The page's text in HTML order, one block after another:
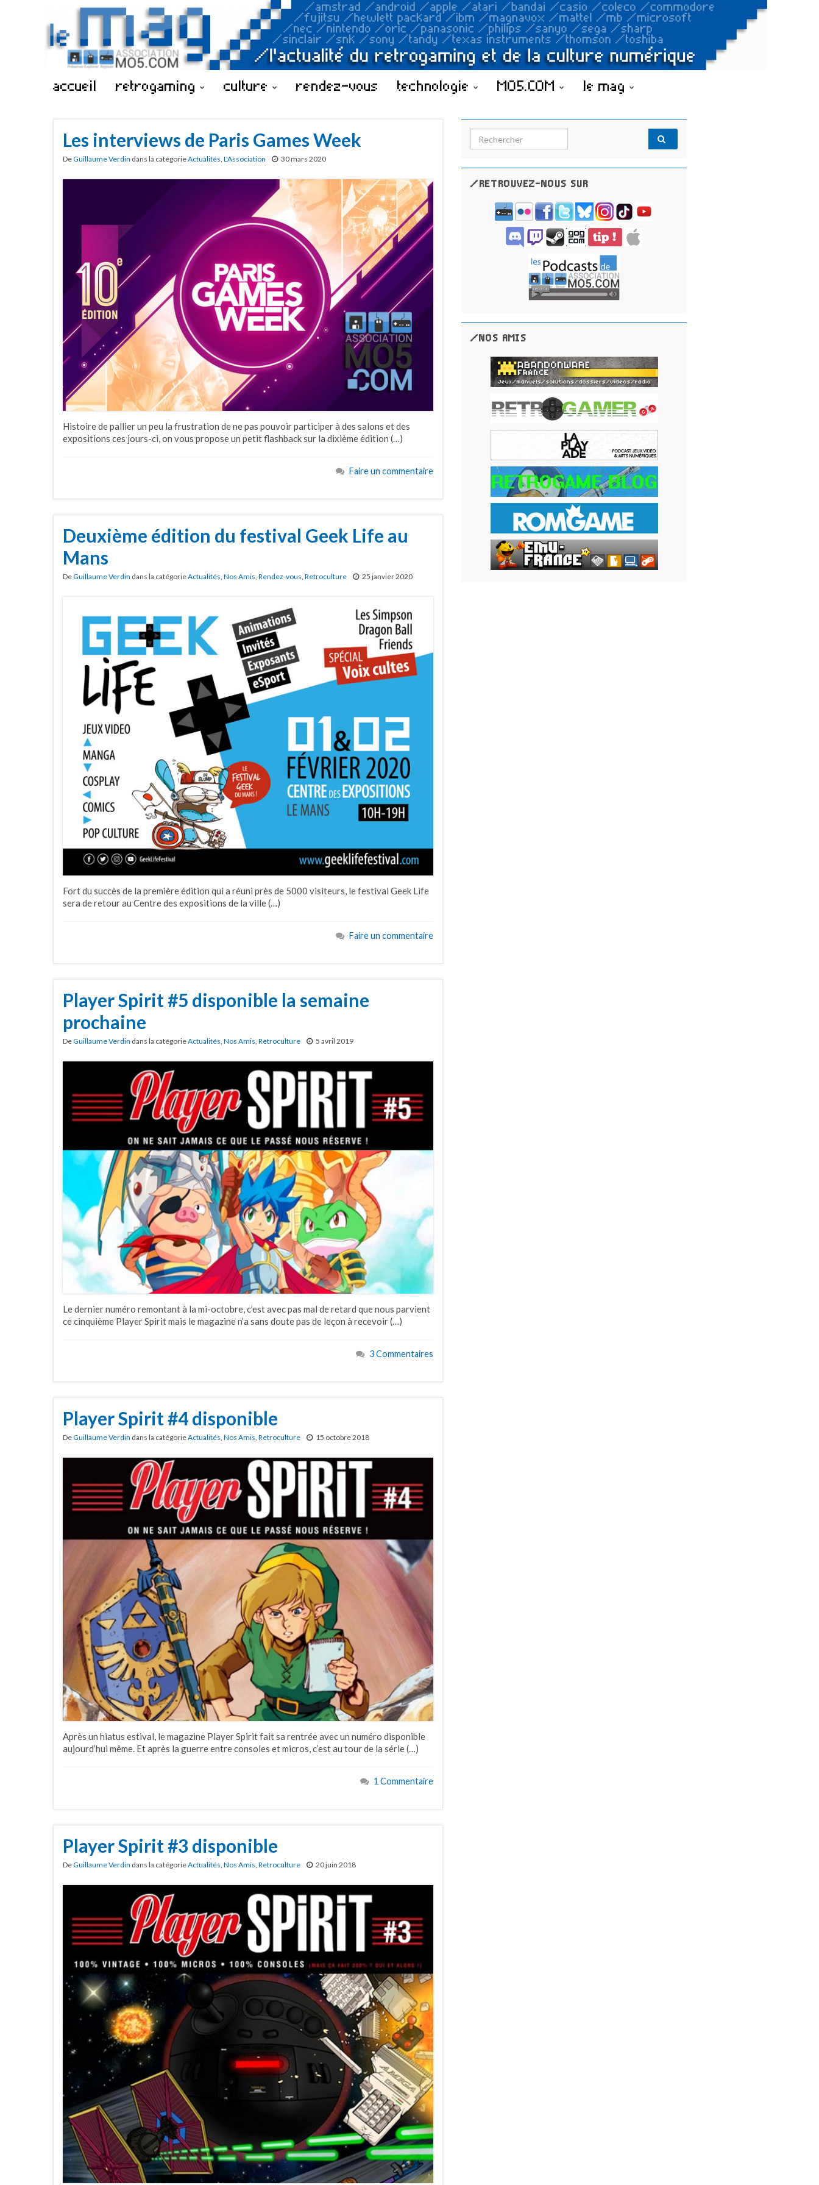
accueil retrogaming culture rendez-vous technologie MO5.COM le mag
Les interviews de Paris Games Week
DeGuillaume Verdin dans la catégorieActualités, L'Association 30 mars 2020
Histoire de pallier un peu la frustration de ne pas pouvoir participer à des salons et des
expositions ces jours-ci, on vous propose un petit flashback sur la dixième édition (…)
Faire un commentaire
Deuxième édition du festival Geek Life au
Mans
DeGuillaume Verdin dans la catégorieActualités Nos Amis Rendez-vous Retroculture 25 janvier 2020
Fort du succès de la première édition qui a réuni près de 5000 visiteurs, le festival Geek Life
sera de retour au Centre des expositions de la ville (…)
Faire un commentaire
Player Spirit #5 disponible la semaine
prochaine
DeGuillaume Verdin dans la catégorieActualités, Nos Amis, Retroculture 5 avril 2019
Le dernier numéro remontant à la mi-octobre, c’est avec pas mal de retard que nous parvient
ce cinquième Player Spirit mais le magazine n’a sans doute pas de leçon à recevoir (…)
3 Commentaires
Player Spirit #4 disponible
DeGuillaume Verdin dans la catégorieActualités Nos Amis Retroculture 15 octobre 2018
Après un hiatus estival, le magazine Player Spirit fait sa rentrée avec un numéro disponible
aujourd’hui même. Et après la guerre entre consoles et micros, c’est au tour de la série (…)
1 Commentaire
Player Spirit #3 disponible
DeGuillaume Verdin dans la catégorieActualités Nos Amis Retroculture 20 juin 2018
Search for:
/RETROUVEZ-NOUS SUR
/NOS AMIS